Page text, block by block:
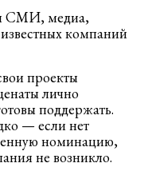
СМИ, медиа,
компаний
проекты
лично
поддержать.
— если нет
номинацию,
не возникло.